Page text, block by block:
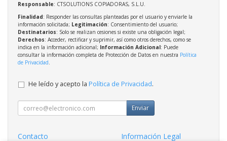
Responsable: CTSOLUTIONS COPIADORAS, S.L.U.
Finalidad: Responder las consultas planteadas por el usuario y enviarle la
información solicitada; Legitimación: Consentimiento del usuario;
Destinatarios: Solo se realizan cesiones si existe una obligación legal;
Derechos: Acceder, rectificar y suprimir, así como otros derechos, como se
indica en la información adicional; Información Adicional: Puede
consultar la información completa de Protección de Datos en nuestra Política
de Privacidad.
He leído y acepto la Política de Privacidad.
Enviar
Contacto Información Legal